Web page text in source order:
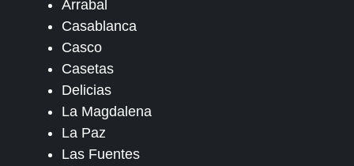
Arrabal
Casablanca
Casco
Casetas
Delicias
La Magdalena
La Paz
Las Fuentes